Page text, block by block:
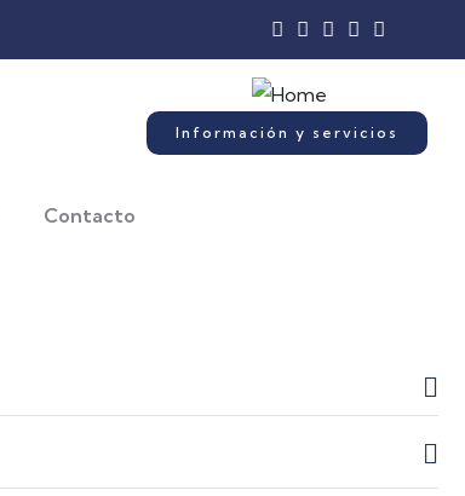
Información y servicios
Contacto